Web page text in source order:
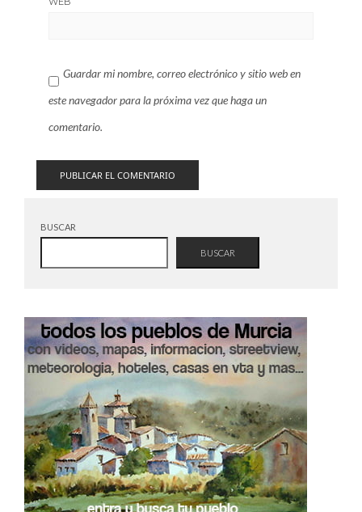
Guardar mi nombre, correo electrónico y sitio web en
este navegador para la próxima vez que haga un
comentario.
BUSCAR
BUSCAR